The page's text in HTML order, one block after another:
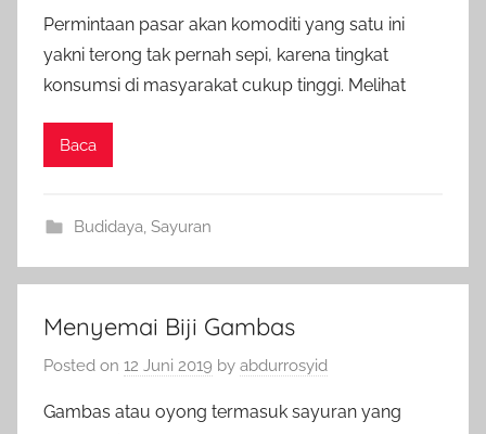
Permintaan pasar akan komoditi yang satu ini
yakni terong tak pernah sepi, karena tingkat
konsumsi di masyarakat cukup tinggi. Melihat
Baca
Budidaya, Sayuran
Menyemai Biji Gambas
Posted on 12 Juni 2019 by abdurrosyid
Gambas atau oyong termasuk sayuran yang